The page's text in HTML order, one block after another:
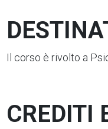
Il corso è rivolto a
CREDITI